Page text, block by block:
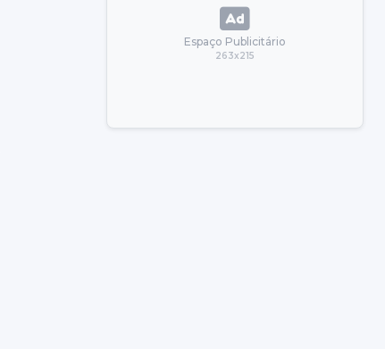
Espaço Publicitário
263x215